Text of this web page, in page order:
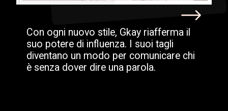
Con ogni nuovo stile, Gkay riafferma il
suo potere di influenza. I suoi tagli
diventano un modo per comunicare chi
è senza dover dire una parola.